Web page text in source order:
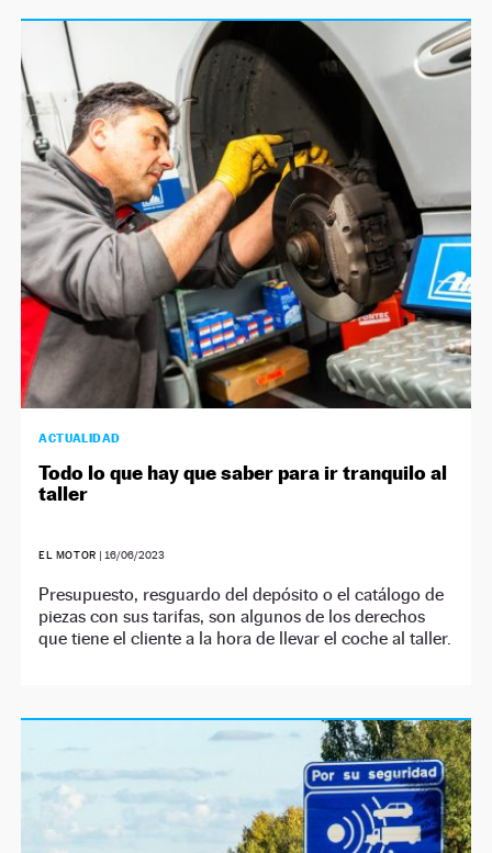
ACTUALIDAD
Todo lo que hay que saber para ir tranquilo al
taller
EL MOTOR | 16/06/2023
Presupuesto, resguardo del depósito o el catálogo de
piezas con sus tarifas, son algunos de los derechos
que tiene el cliente a la hora de llevar el coche al taller.